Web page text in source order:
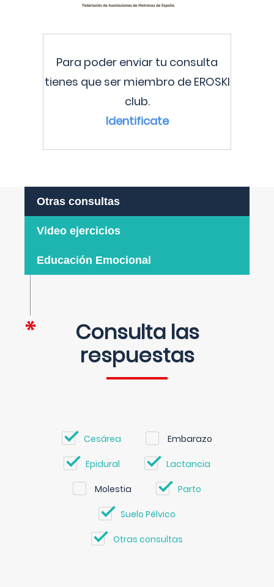
Para poder enviar tu consulta
tienes que ser miembro de EROSKI
club.
Identificate
Otras consultas
Video ejercicios
Educación Emocional
Consulta las
respuestas
Cesárea Embarazo
Epidural Lactancia
Molestia Parto
Suelo Pélvico
Otras consultas